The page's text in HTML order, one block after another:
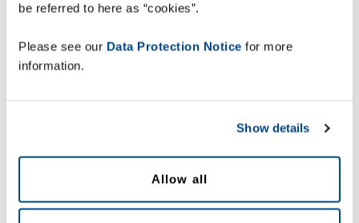
be referred to here as “cookies”.
Please see our Data Protection Notice for more
information.
Show details
Allow all
wet- en regelgeving na te leven. Om de best mogelijke
in het hele leveringsproces nodig - van de eerste tot de
laatste kilometer.
De oplossingen van Zetes helpen uw teams de beste
leveren.